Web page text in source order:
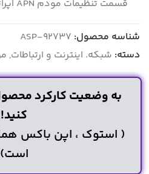
قسمت تنظیمات مودم APN اپراتور را وارد نمود.
شناسه محصول: ASP-92737
دسته: شبکه. اینترنت و ارتباطات,
به وضعیت کارکرد
کنید!
( استوک ، اپن باکس
است)